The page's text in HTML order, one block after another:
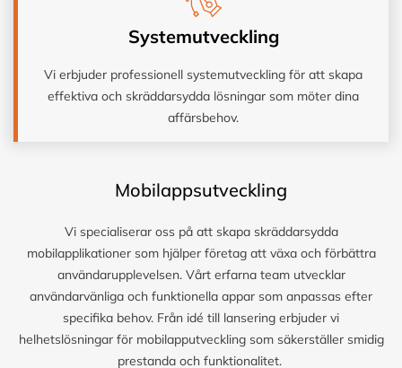
Systemutveckling
Vi erbjuder professionell systemutveckling för att skapa
effektiva och skräddarsydda lösningar som möter dina
affärsbehov.
Mobilappsutveckling
Vi specialiserar oss på att skapa skräddarsydda
mobilapplikationer som hjälper företag att växa och förbättra
användarupplevelsen. Vårt erfarna team utvecklar
användarvänliga och funktionella appar som anpassas efter
specifika behov. Från idé till lansering erbjuder vi
helhetslösningar för mobilapputveckling som säkerställer smidig
prestanda och funktionalitet.